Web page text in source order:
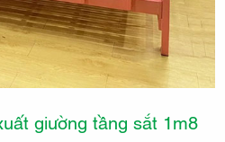
giường tầng sắt 1m8